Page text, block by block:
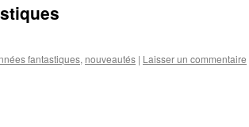
fantastiques, nouveautés | Laisser un commentaire